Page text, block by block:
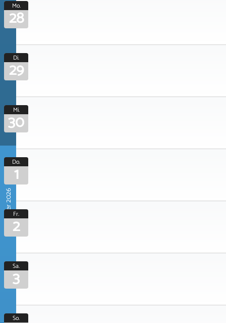
Mo.
28
Di.
29
Mi.
30
Oktober 2026
Do.
1
Fr.
2
Sa.
3
So.